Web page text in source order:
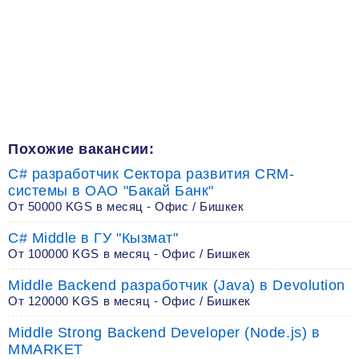
Похожие вакансии:
C# разработчик Сектора развития CRM-
системы в ОАО "Бакай Банк"
От 50000 KGS в месяц - Офис / Бишкек
C# Middle в ГУ "Кызмат"
От 100000 KGS в месяц - Офис / Бишкек
Middle Backend разработчик (Java) в Devolution
От 120000 KGS в месяц - Офис / Бишкек
Middle Strong Backend Developer (Node.js) в
MMARKET